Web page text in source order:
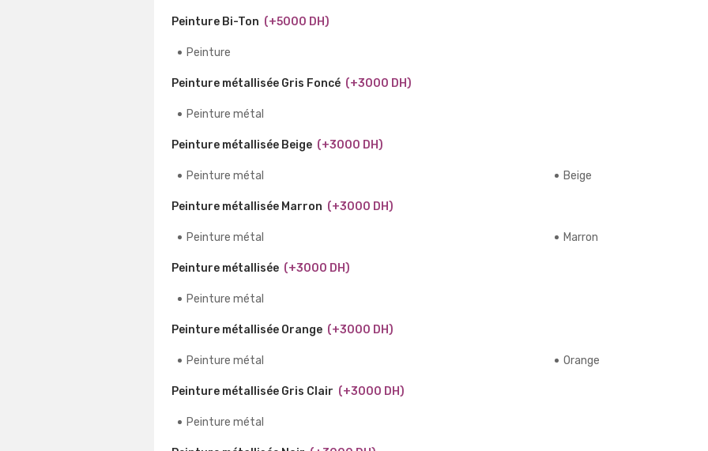
Peinture Bi-Ton (+5000 DH)
Peinture
Peinture métallisée Gris Foncé (+3000 DH)
Peinture métal
Peinture métallisée Beige (+3000 DH)
Peinture métal Beige
Peinture métallisée Marron (+3000 DH)
Peinture métal Marron
Peinture métallisée (+3000 DH)
Peinture métal
Peinture métallisée Orange (+3000 DH)
Peinture métal Orange
Peinture métallisée Gris Clair (+3000 DH)
Peinture métal